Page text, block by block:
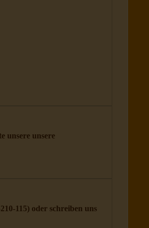
unsere unsere
115) oder schreiben uns